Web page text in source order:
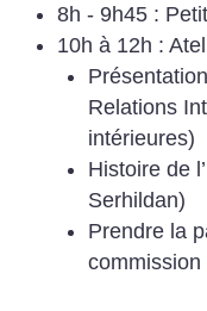
8h - 9h45 :
10h à 12h :
Relations
intérieures)
Histoire de
Serhildan)
Prendre la
commission